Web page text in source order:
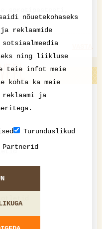
nõuetekohaseks
reklaamide
ning liikluse
teie infot meie
kohta ka meie
reklaami ja
Turunduslikud
Partnerid